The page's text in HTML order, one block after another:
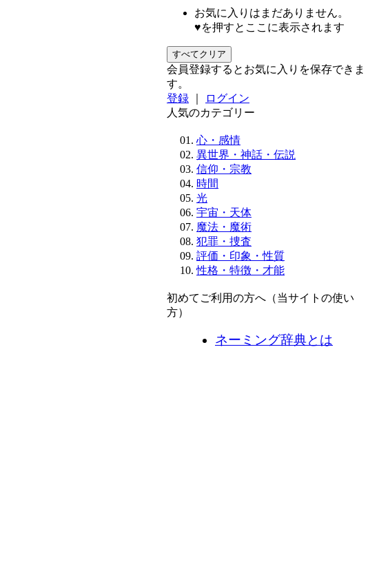
お気に入りはまだありません。
♥を押すとここに表示されます
すべてクリア
会員登録するとお気に入りを保存できま
す。
登録
ログイン
人気のカテゴリー
心・感情
異世界・神話・伝説
信仰・宗教
時間
光
宇宙・天体
魔法・魔術
犯罪・捜査
評価・印象・性質
性格・特徴・才能
初めてご利用の方へ（当サイトの使い
方）
ネーミング辞典とは